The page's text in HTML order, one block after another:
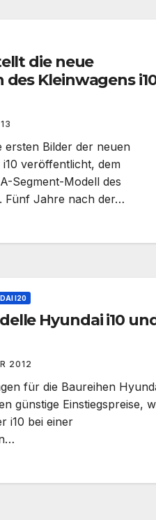
die neue
des Kleinwagens
ersten Bilder der neuen
i10 veröffentlicht, dem
Segment-Modell des
Fünf Jahre nach der…
I20
Hyundai i10
2012
für die Baureihen
günstige Einstiegspreise,
i10 bei einer